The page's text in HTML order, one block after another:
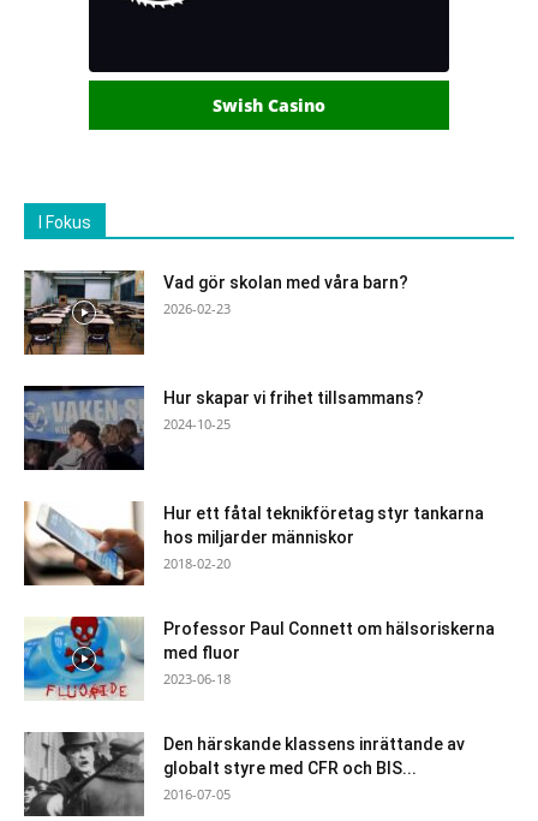
Swish Casino
I Fokus
Vad gör skolan med våra barn?
2026-02-23
Hur skapar vi frihet tillsammans?
2024-10-25
Hur ett fåtal teknikföretag styr tankarna
hos miljarder människor
2018-02-20
Professor Paul Connett om hälsoriskerna
med fluor
2023-06-18
Den härskande klassens inrättande av
globalt styre med CFR och BIS...
2016-07-05